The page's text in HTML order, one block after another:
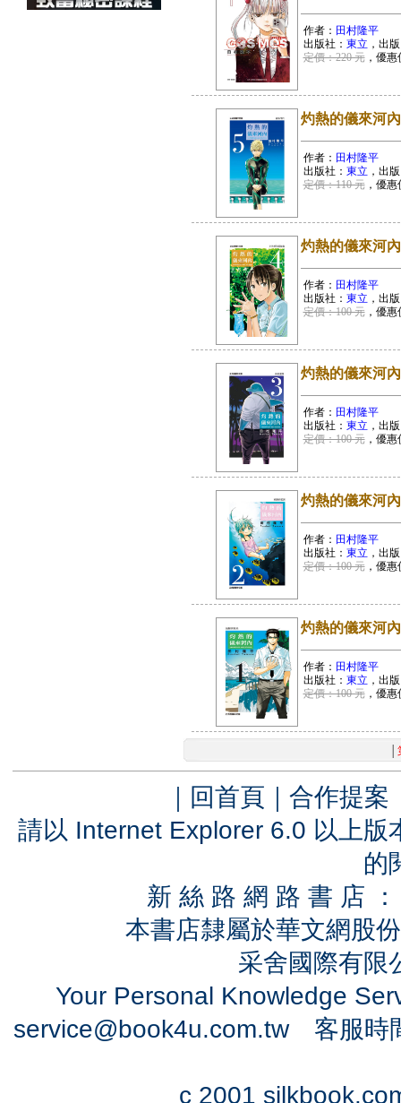
作者： 田村隆平
出版社： 東立 ，出
定價：220 元，優惠
灼熱的儀來河
作者： 田村隆平
出版社： 東立 ，出
定價：110 元，優惠
灼熱的儀來河
作者： 田村隆平
出版社： 東立 ，出
定價：100 元，優惠
灼熱的儀來河
作者： 田村隆平
出版社： 東立 ，出
定價：100 元，優惠
灼熱的儀來河
作者： 田村隆平
出版社： 東立 ，出
定價：100 元，優惠
灼熱的儀來河
作者： 田村隆平
出版社： 東立 ，出
定價：100 元，優惠
｜ 回首頁 ｜ 合作提案
請以 Internet Explorer 6.0 以上
的
新 絲 路 網 路 書 店
本書店隸屬於華文網股
采舍國際有
Your Personal Knowledge
service@book4u.com.tw客服時
c 2001